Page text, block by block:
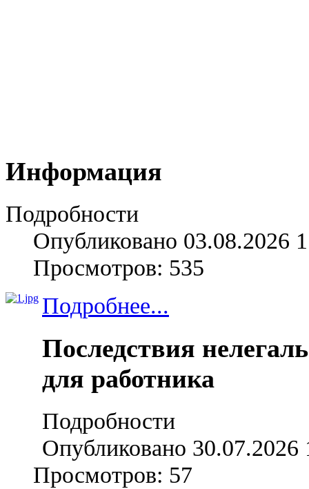
Информация
Подробности
Опубликовано 03.08.2026
Просмотров: 535
Подробнее...
Последствия
для работника
Подробности
Опубликовано 30.07.2026
Просмотров: 57